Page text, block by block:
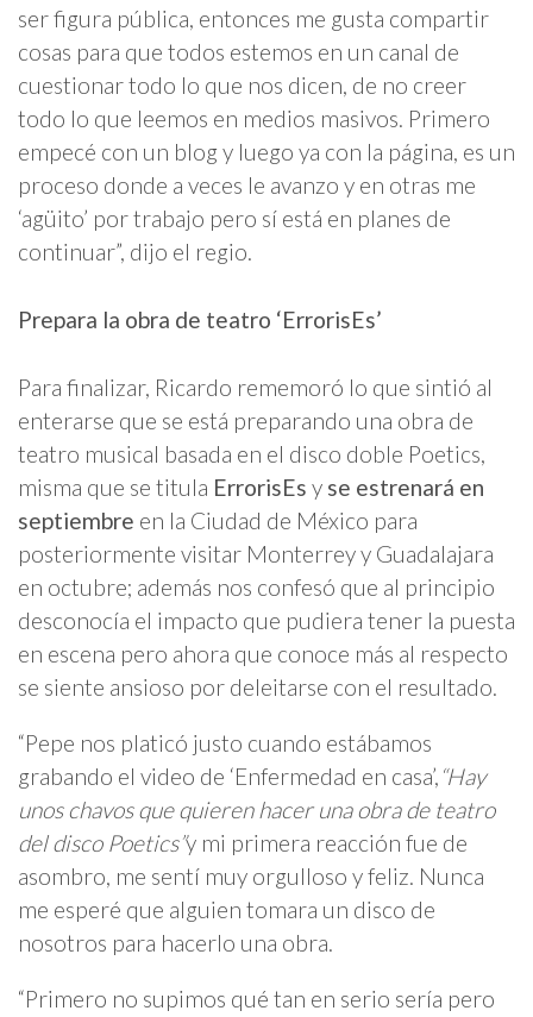
ser figura pública, entonces me gusta compartir
cosas para que todos estemos en un canal de
cuestionar todo lo que nos dicen, de no creer
todo lo que leemos en medios masivos. Primero
empecé con un blog y luego ya con la página, es un
proceso donde a veces le avanzo y en otras me
‘agüito’ por trabajo pero sí está en planes de
continuar”, dijo el regio.
Prepara la obra de teatro ‘ErrorisEs’
Para finalizar, Ricardo rememoró lo que sintió al
enterarse que se está preparando una obra de
teatro musical basada en el disco doble Poetics,
misma que se titula ErrorisEs y se estrenará en
septiembre en la Ciudad de México para
posteriormente visitar Monterrey y Guadalajara
en octubre; además nos confesó que al principio
desconocía el impacto que pudiera tener la puesta
en escena pero ahora que conoce más al respecto
se siente ansioso por deleitarse con el resultado.
“Pepe nos platicó justo cuando estábamos
grabando el video de ‘Enfermedad en casa’, “Hay
unos chavos que quieren hacer una obra de teatro
del disco Poetics”y mi primera reacción fue de
asombro, me sentí muy orgulloso y feliz. Nunca
me esperé que alguien tomara un disco de
nosotros para hacerlo una obra.
“Primero no supimos qué tan en serio sería pero